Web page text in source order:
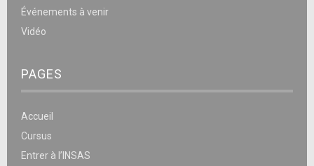
Événements à venir
Vidéo
PAGES
Accueil
Cursus
Entrer à l’INSAS